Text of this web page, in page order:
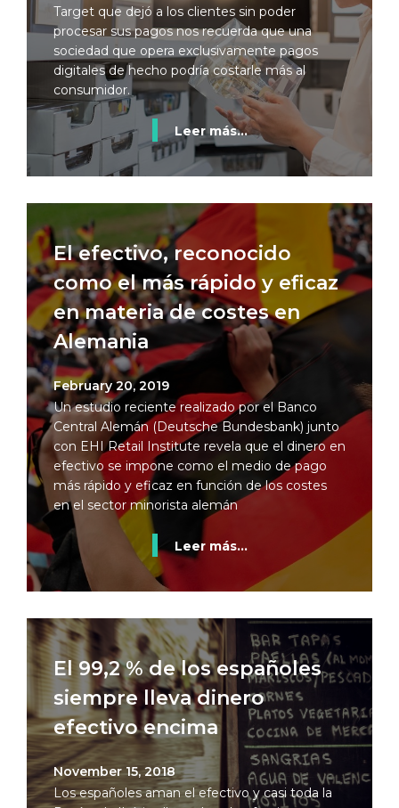
Target que dejó a los clientes sin poder
procesar sus pagos nos recuerda que una
sociedad que opera exclusivamente pagos
digitales de hecho podría costarle más al
consumidor.
Leer más...
El efectivo, reconocido
como el más rápido y eficaz
en materia de costes en
Alemania
February 20, 2019
Un estudio reciente realizado por el Banco
Central Alemán (Deutsche Bundesbank) junto
con EHI Retail Institute revela que el dinero en
efectivo se impone como el medio de pago
más rápido y eficaz en función de los costes
en el sector minorista alemán
Leer más...
El 99,2 % de los españoles
siempre lleva dinero
efectivo encima
November 15, 2018
Los españoles aman el efectivo y casi toda la